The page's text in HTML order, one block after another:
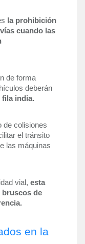
la prohibición
cuando las
de forma
significativa a la conducción, los vehículos deberán
india.
de colisiones
el tránsito
las máquinas
vial, esta
bruscos de
en la